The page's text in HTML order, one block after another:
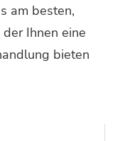
am besten,
Ihnen eine
bieten